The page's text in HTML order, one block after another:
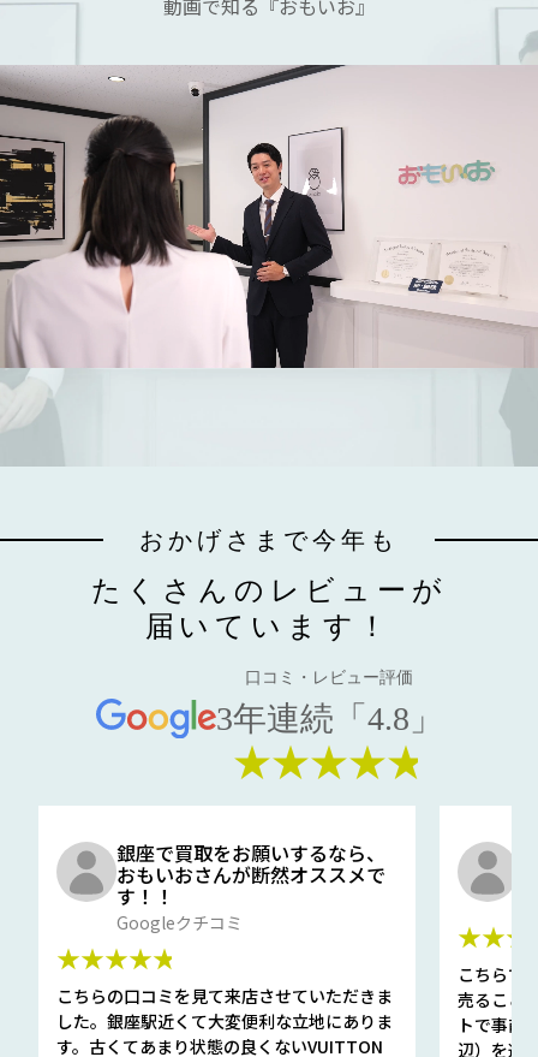
おかげさまで今年も
たくさんのレビューが
届いています！
口コミ・レビュー評価
3年連続「4.8」
★★★★★
銀座で買取をお願いするなら、
おもいおさんが断然オススメで
す！！
Googleクチコミ
★★★★★
こちらの口コミを見て来店させていただきま
した。銀座駅近くて大変便利な立地にありま
す。古くてあまり状態の良くないVUITTON
こちらで
売ること
トで事前
辺）を選